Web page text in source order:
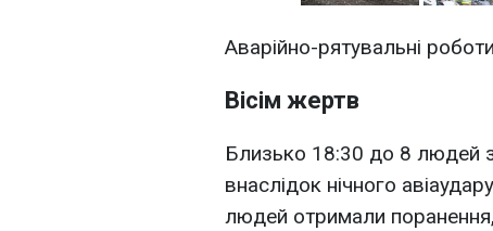
Аварійно-рятувальні
Вісім жертв
Близько 18:30 до 8 людей
внаслідок нічного
людей отримали